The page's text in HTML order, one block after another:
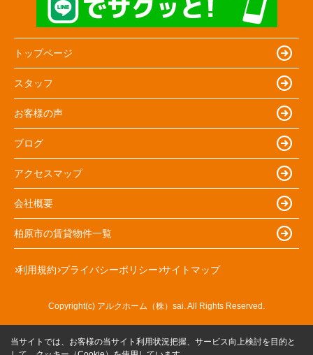
トップページ
スタッフ
お客様の声
ブログ
アクセスマップ
会社概要
柏原市の賃貸物件一覧
利用規約 プライバシーポリシー サイトマップ
Copyright(c) アルクホーム（株）sai. All Rights Reserved.
当サイトでは、お客様の当サイト利用状況把握、サービス向上検討を目的と